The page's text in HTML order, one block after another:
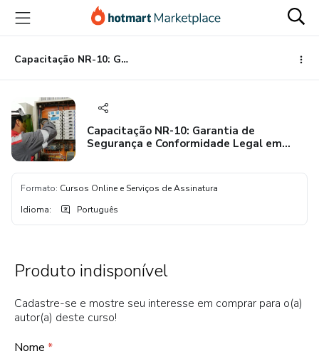
para
conteúdo
principal
para
pagamento
para
rodapé
Capacitação NR-10: Garantia de Segurança e Conformidade Legal em Eletricidade
Capacitação NR-10: Garantia de
Segurança e Conformidade Legal em
Formato: Cursos Online e Serviços de Assinatura
Idioma: Português
Produto indisponível
Cadastre-se e mostre seu interesse em comprar para o(a)
autor(a) deste curso!
Nome *